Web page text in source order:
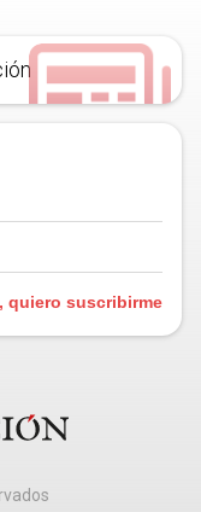
quiero suscribirme